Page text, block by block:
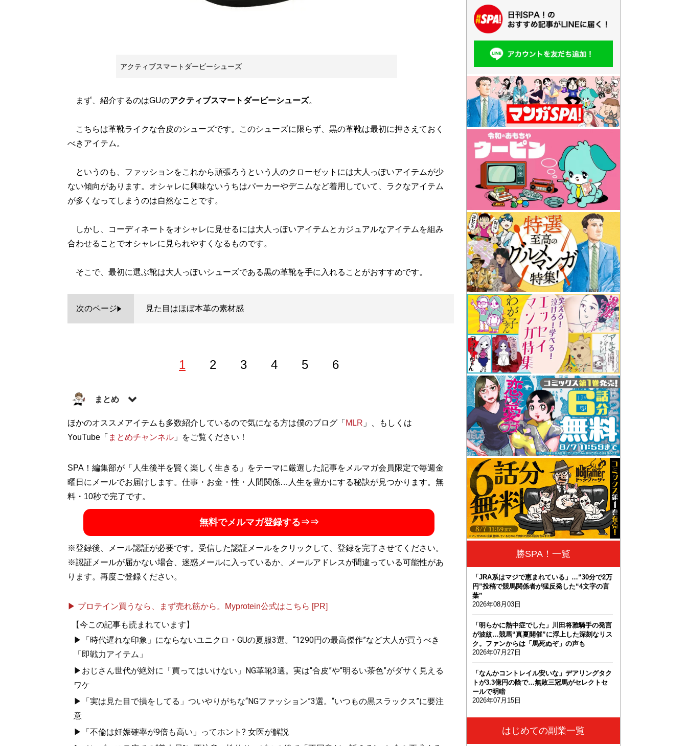
アクティブスマートダービーシューズ
まず、紹介するのはGUのアクティブスマートダービーシューズ。
こちらは革靴ライクな合皮のシューズです。このシューズに限らず、黒の革靴は最初に押さえておく
べきアイテム。
というのも、ファッションをこれから頑張ろうという人のクローゼットには大人っぽいアイテムが少
ない傾向があります。オシャレに興味ないうちはパーカーやデニムなど着用していて、ラクなアイテム
が多くなってしまうのは自然なことです。
しかし、コーディネートをオシャレに見せるには大人っぽいアイテムとカジュアルなアイテムを組み
合わせることでオシャレに見られやすくなるものです。
そこで、最初に選ぶ靴は大人っぽいシューズである黒の革靴を手に入れることがおすすめです。
次のページ 見た目はほぼ本革の素材感
1 2 3 4 5 6
まとめ
株式会社RePLAY代表取締役。ブランドやセレクトショップ、古着、ウェブメディアなどアパレルに関す
る多彩な事業を運営。ユーチューブ「 まとめチャンネル
記事一覧へ
ほかのオススメアイテムも多数紹介しているので気になる方は僕のブログ「 MLR 」、もしくは
YouTube「 まとめチャンネル」をご覧ください！
SPA！編集部が「人生後半を賢く楽しく生きる」をテーマに厳選した記事をメルマガ会員限定で毎週金
曜日にメールでお届けします。仕事・お金・性・人間関係…人生を豊かにする秘訣が見つかります。無
料・10秒で完了です。
無料でメルマガ登録する⇒⇒
※登録後、メール認証が必要です。受信した認証メールをクリックして、登録を完了させてください。
※認証メールが届かない場合、迷惑メールに入っているか、メールアドレスが間違っている可能性があ
ります。再度ご登録ください。
▶ プロテイン買うなら、まず売れ筋から。Myprotein公式はこちら [PR]
【今この記事も読まれています】
▶「時代遅れな印象」にならないユニクロ・GUの夏服3選。“1290円の最高傑作”など大人が買うべき
「即戦力アイテム」
▶おじさん世代が絶対に「買ってはいけない」NG革靴3選。実は“合皮”や“明るい茶色”がダサく見える
ワケ
▶「実は見た目で損をしてる」ついやりがちな“NGファッション”3選。“いつもの黒スラックス”に要注
意
▶「不倫は妊娠確率が9倍も高い」ってホント? 女医が解説
勝SPA！一覧
「JRA系はマジで恵まれている」…“30分で2万
円”投稿で競馬関係者が猛反発した“4文字の言
葉”
2026年08月03日
「明らかに熱中症でした」川田将雅騎手の発言
が波紋…競馬“真夏開催”に浮上した深刻なリス
ク。ファンからは「馬死ぬぞ」の声も
2026年07月27日
「なんかコントレイル安いな」デアリングタク
トが3.3億円の陰で…無敗三冠馬がセレクトセ
ールで明暗
2026年07月15日
はじめての副業一覧